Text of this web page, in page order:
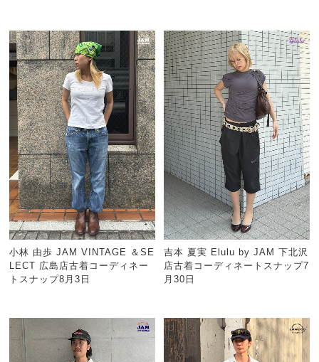
小林 由歩 JAM VINTAGE ＆SE
LECT 広島店古着コーディネー
トスナップ8月3日
吉本 夏実 Elulu by JAM 下北沢
店古着コーディネートスナップ7
月30日